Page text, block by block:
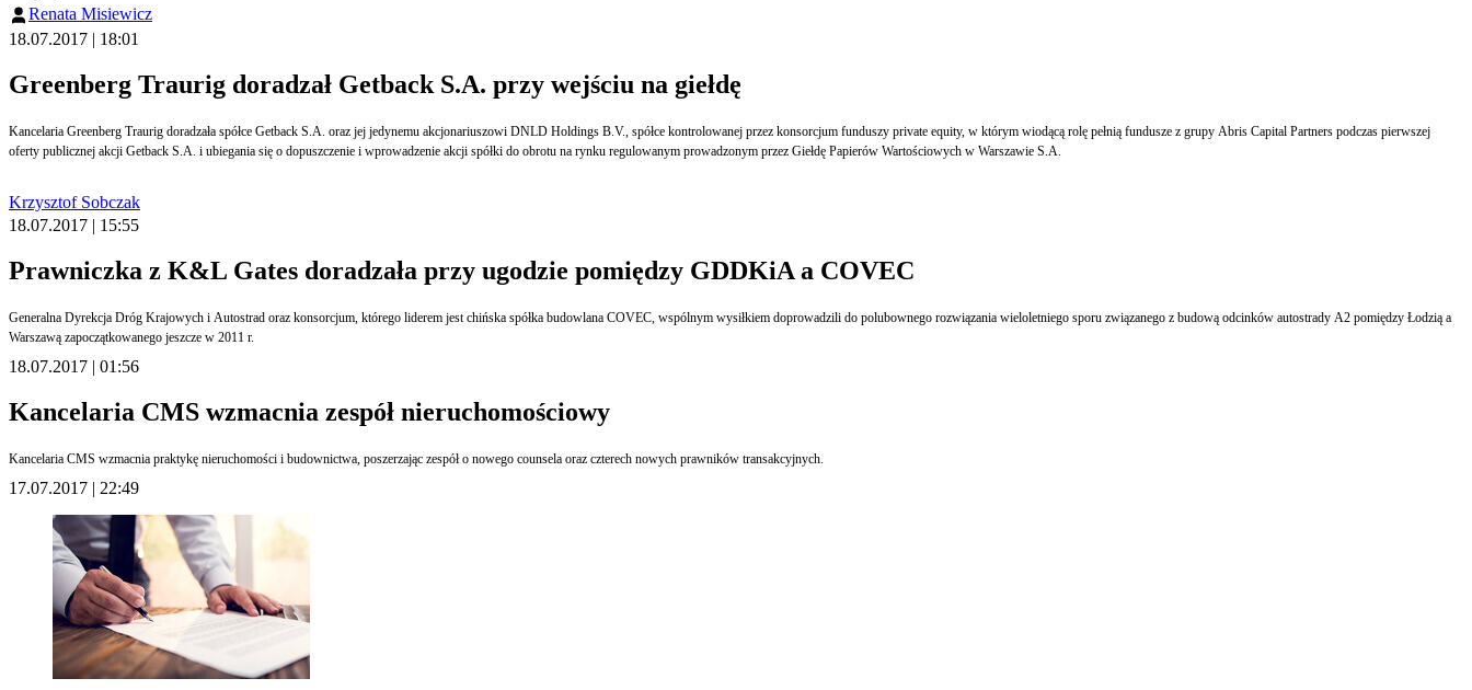
Renata Misiewicz
18.07.2017 | 18:01
Greenberg Traurig doradzał Getback S.A. przy wejściu na giełdę
Kancelaria Greenberg Traurig doradzała spółce Getback S.A. oraz jej jedynemu akcjonariuszowi DNLD Holdings B.V., spółce kontrolowanej przez konsorcjum funduszy private equity, w którym wiodącą rolę pełnią fundusze z grupy Abris Capital Partners podczas pierwszej
oferty publicznej akcji Getback S.A. i ubiegania się o dopuszczenie i wprowadzenie akcji spółki do obrotu na rynku regulowanym prowadzonym przez Giełdę Papierów Wartościowych w Warszawie S.A.
Krzysztof Sobczak
18.07.2017 | 15:55
Prawniczka z K&L Gates doradzała przy ugodzie pomiędzy GDDKiA a COVEC
Generalna Dyrekcja Dróg Krajowych i Autostrad oraz konsorcjum, którego liderem jest chińska spółka budowlana COVEC, wspólnym wysiłkiem doprowadzili do polubownego rozwiązania wieloletniego sporu związanego z budową odcinków autostrady A2 pomiędzy Łodzią a
Warszawą zapoczątkowanego jeszcze w 2011 r.
18.07.2017 | 01:56
Kancelaria CMS wzmacnia zespół nieruchomościowy
Kancelaria CMS wzmacnia praktykę nieruchomości i budownictwa, poszerzając zespół o nowego counsela oraz czterech nowych prawników transakcyjnych.
17.07.2017 | 22:49